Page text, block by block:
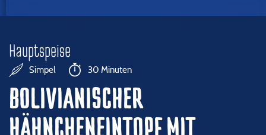
Hauptspeise
Simpel 30 Minuten
BOLIVIANISCHER